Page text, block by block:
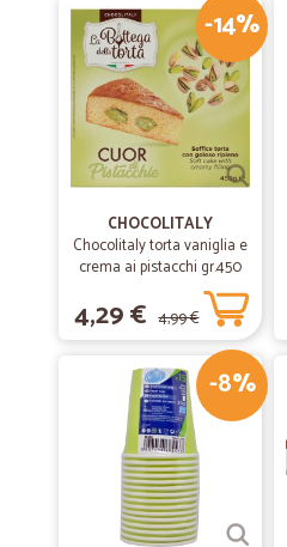
-14%
CHOCOLITALY
Chocolitaly torta vaniglia e
crema ai pistacchi gr.450
4,29 € 4,99 €
-8%